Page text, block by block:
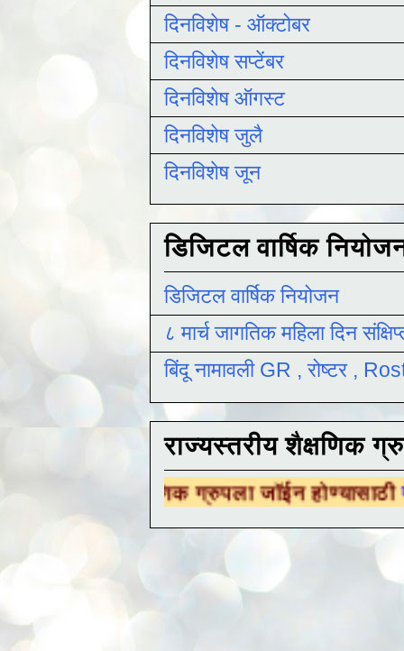
दिनविशेष - ऑक्टोबर
दिनविशेष सप्टेंबर
दिनविशेष ऑगस्ट
दिनविशेष जुलै
दिनविशेष जून
डिजिटल वार्षिक
डिजिटल वार्षिक नियोजन
८ मार्च जागतिक महिला दिन
बिंदू नामावली GR , रोष्टर ,
राज्यस्तरीय शैक्षणिक
ग्रुपला जॉईन होण्यासाठीयेथे क्लिक करा